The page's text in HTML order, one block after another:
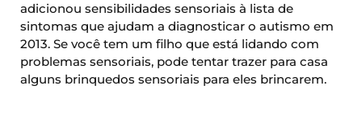
adicionou sensibilidades sensoriais à lista de
sintomas que ajudam a diagnosticar o autismo em
2013. Se você tem um filho que está lidando com
problemas sensoriais, pode tentar trazer para casa
alguns brinquedos sensoriais para eles brincarem.